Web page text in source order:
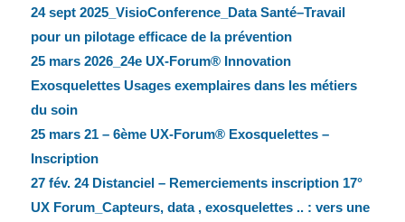
24 sept 2025_VisioConference_Data Santé–Travail
pour un pilotage efficace de la prévention
25 mars 2026_24e UX-Forum® Innovation
Exosquelettes Usages exemplaires dans les métiers
du soin
25 mars 21 – 6ème UX-Forum® Exosquelettes –
Inscription
27 fév. 24 Distanciel – Remerciements inscription 17°
UX Forum_Capteurs, data , exosquelettes .. : vers une